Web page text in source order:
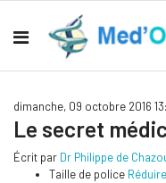
dimanche, 09 octobre 2016
Le secret
Écrit par Dr Philippe de
Taille de police